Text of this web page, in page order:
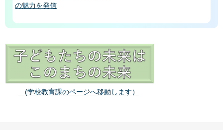
の魅力を発信
(学校教育課のページへ移動します）